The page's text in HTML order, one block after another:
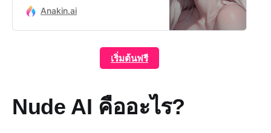
the Best Character AI Alternative
Anakin.ai
เริ่มต้นฟรี
Nude AI คืออะไร?